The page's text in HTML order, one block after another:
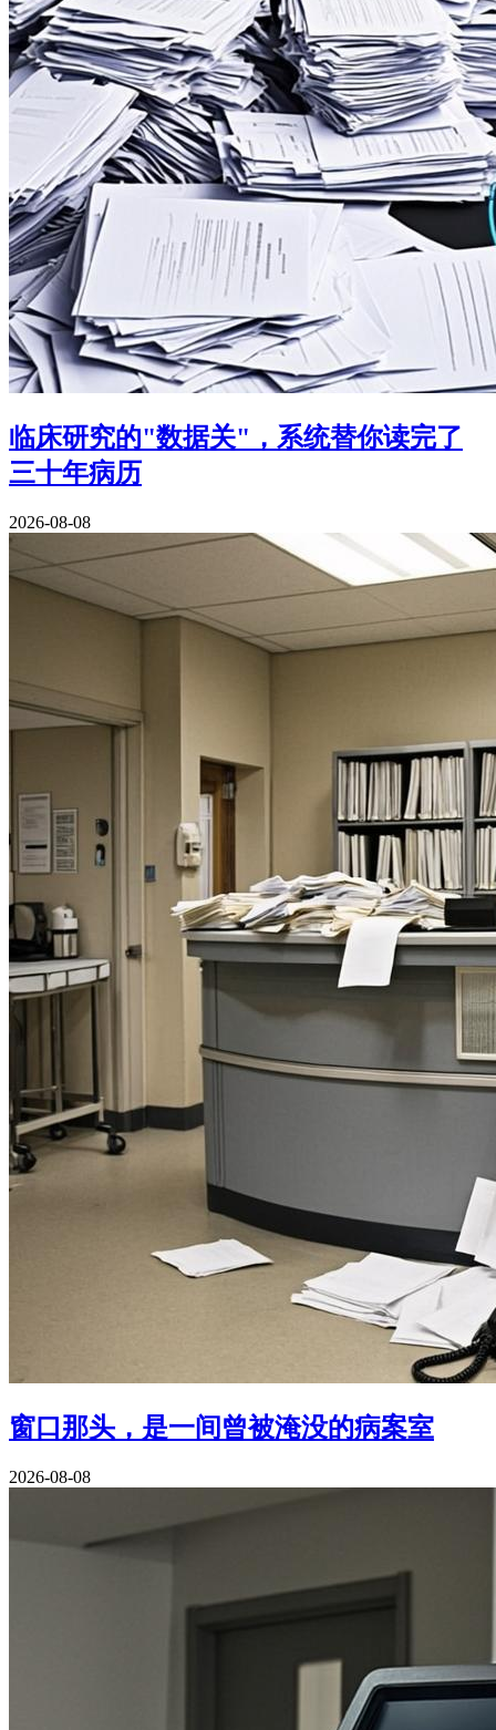
临床研究的"数据关"，系统替你读完了
三十年病历
2026-08-08
窗口那头，是一间曾被淹没的病案室
2026-08-08